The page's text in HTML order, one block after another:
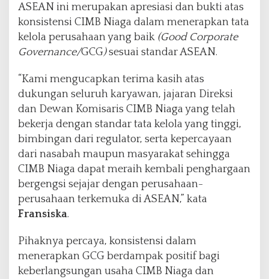
a
n
e
r
u
k
A
S
E
A
T
e
r
k
ASEAN ini merupakan apresiasi dan bukti atas
konsistensi CIMB Niaga dalam menerapkan tata
kelola perusahaan yang baik (Good Corporate
Governance/GCG)sesuai standar ASEAN.
“Kami mengucapkan terima kasih atas
dukungan seluruh karyawan, jajaran Direksi
dan Dewan Komisaris CIMB Niaga yang telah
bekerja dengan standar tata kelola yang tinggi,
bimbingan dari regulator, serta kepercayaan
dari nasabah maupun masyarakat sehingga
CIMB Niaga dapat meraih kembali penghargaan
bergengsi sejajar dengan perusahaan-
perusahaan terkemuka di ASEAN,” kata
Fransiska.
Pihaknya percaya, konsistensi dalam
menerapkan GCG berdampak positif bagi
keberlangsungan usaha CIMB Niaga dan